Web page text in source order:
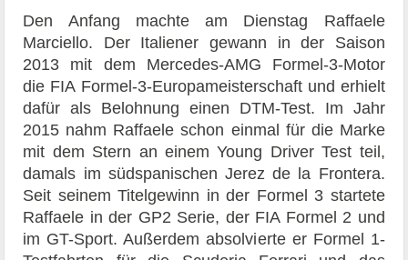
Den Anfang machte am Dienstag Raffaele
Marciello. Der Italiener gewann in der Saison
2013 mit dem Mercedes-AMG Formel-3-Motor
die FIA Formel-3-Europameisterschaft und erhielt
dafür als Belohnung einen DTM-Test. Im Jahr
2015 nahm Raffaele schon einmal für die Marke
mit dem Stern an einem Young Driver Test teil,
damals im südspanischen Jerez de la Frontera.
Seit seinem Titelgewinn in der Formel 3 startete
Raffaele in der GP2 Serie, der FIA Formel 2 und
im GT-Sport. Außerdem absolvierte er Formel 1-